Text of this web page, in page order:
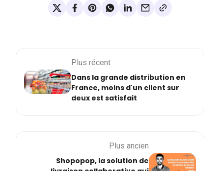
Plus récent
Dans la grande distribution en
France, moins d'un client sur
deux est satisfait
Plus ancien
Shopopop, la solution de